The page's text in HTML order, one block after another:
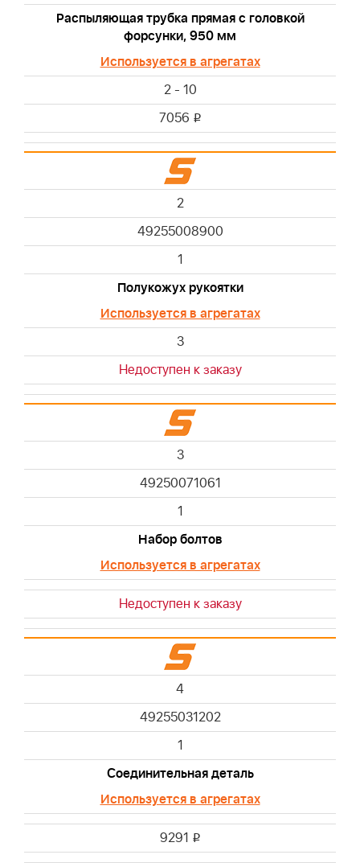
Распыляющая трубка прямая с головкой
форсунки, 950 мм
Используется в агрегатах
2 - 10
7056 i
2
49255008900
1
Полукожух рукоятки
Используется в агрегатах
3
Недоступен к заказу
3
49250071061
1
Набор болтов
Используется в агрегатах
Недоступен к заказу
4
49255031202
1
Соединительная деталь
Используется в агрегатах
9291 i